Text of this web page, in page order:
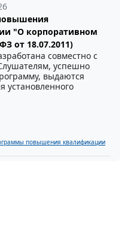
"О корпоративном
от 18.07.2011)
совместно с
успешно
выдаются
установленного
повышения квалификации